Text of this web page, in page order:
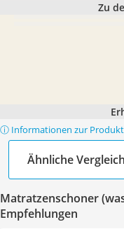
Zu
ⓘ Informationen zur
Ähnliche
Matratzenschoner
Empfehlungen